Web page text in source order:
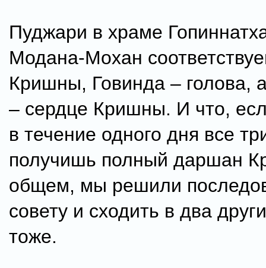
Пуджари в храме
Модана-Мохан
Кришны, Говинда – голова,
– сердце Кришны. И что,
в течение одного дня все
получишь полный даршан
общем, мы решили
совету и сходить в два
тоже.